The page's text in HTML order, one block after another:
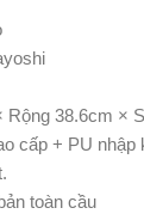
38.6cm ×
cấp + PU nhập
toàn cầu